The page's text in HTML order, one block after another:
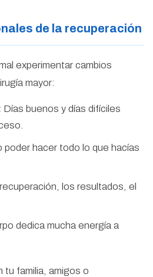
de la recuperación
experimentar cambios
mayor:
Días buenos y días difíciles
poder hacer todo lo que hacías
los resultados, el
dedica mucha energía a
tu familia, amigos o